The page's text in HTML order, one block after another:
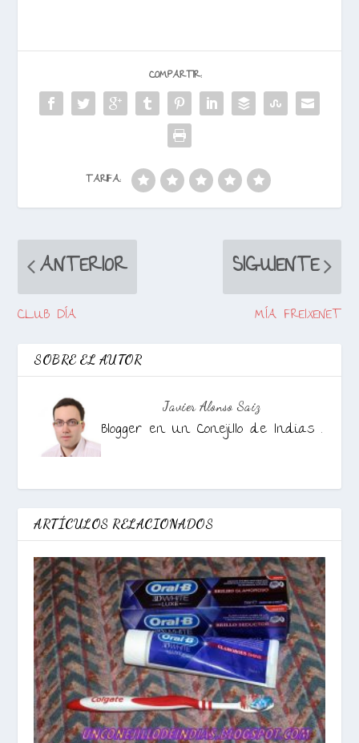
COMPARTIR:
TARIFA:
ANTERIOR
CLUB DÍA
SIGUIENTE
MÍA FREIXENET
SOBRE EL AUTOR
Javier Alonso Saiz
Blogger en Un Conejillo de Indias .
ARTÍCULOS RELACIONADOS